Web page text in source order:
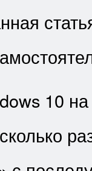
10